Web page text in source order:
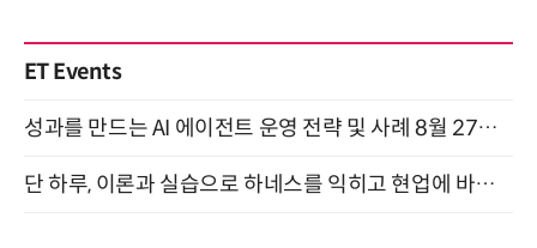
ET Events
성과를 만드는 AI 에이전트 운영 전략 및 사례 8월 27일 개최
단 하루, 이론과 실습으로 하네스를 익히고 현업에 바로 쓰는 핸즈온 워크숍 (8/20)